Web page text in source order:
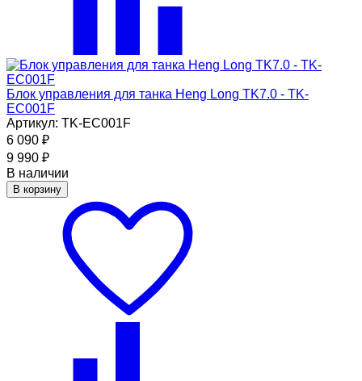
Блок управления для танка Heng Long TK7.0 - TK-
EC001F
Артикул: TK-EC001F
6 090 ₽
9 990 ₽
В наличии
В корзину